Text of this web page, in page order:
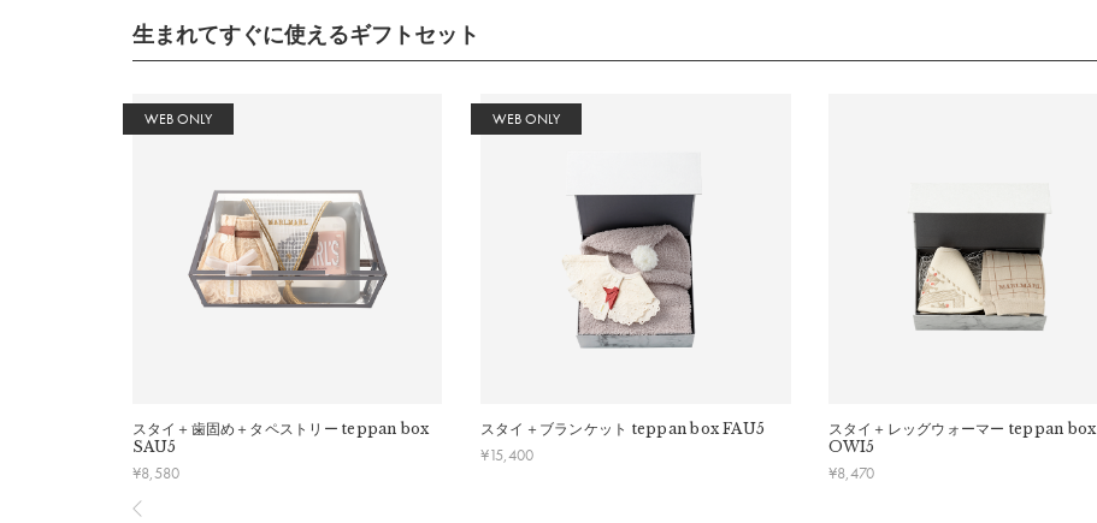
生まれてすぐに使えるギフトセット
WEB ONLY
スタイ＋歯固め＋タペストリー teppan box
SAU5
¥8,580
WEB ONLY
スタイ＋ブランケット teppan box FAU5
¥15,400
スタイ＋レッグウォーマー teppan box
OWI5
¥8,470